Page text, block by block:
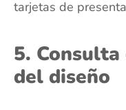
tarjetas de
5.
del diseño